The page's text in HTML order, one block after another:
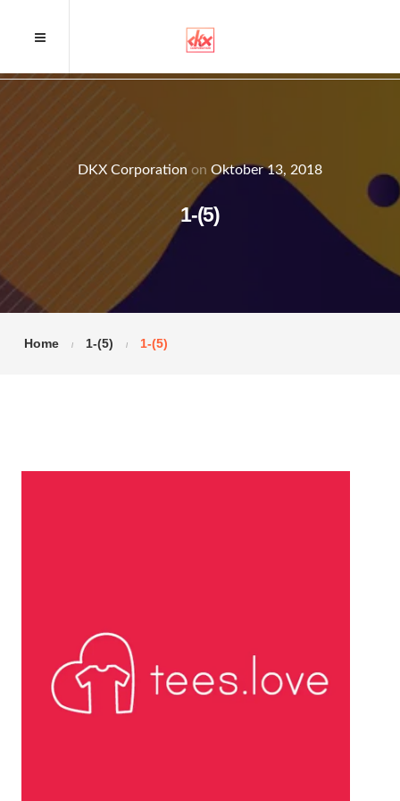
DKX Corporation on Oktober 13, 2018
1-(5)
Home 1-(5) 1-(5)